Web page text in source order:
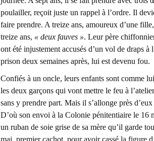
poulailler, reçoit juste un rappel à l’ordre. Il
faire prendre. A treize ans, amoureux d’une
treize ans, « deux fauves ». Leur père
ont été injustement accusés d’un vol de draps à
prison deux semaines après, lui est devenu fou.
Confiés à un oncle, leurs enfants sont comme
les deux garçons qui vont mettre le feu à
sans y prendre part. Mais il s’allonge près
D’où son envoi à la Colonie pénitentiaire le 16
un ruban de soie grise de sa mère qu’il garde